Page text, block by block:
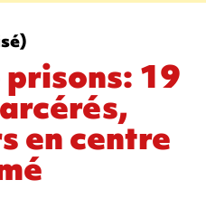
19
en centre